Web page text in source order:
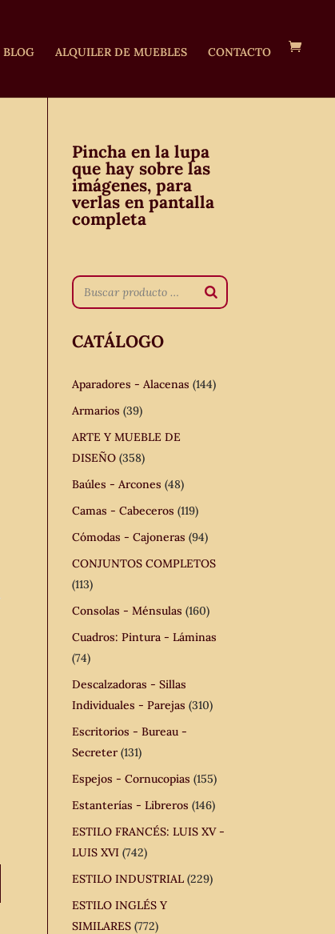
BLOG ALQUILER DE MUEBLES CONTACTO
Pincha en la lupa
que hay sobre las
imágenes, para
verlas en pantalla
completa
CATÁLOGO
Aparadores - Alacenas (144)
Armarios (39)
ARTE Y MUEBLE DE
DISEÑO (358)
Baúles - Arcones (48)
Camas - Cabeceros (119)
Cómodas - Cajoneras (94)
CONJUNTOS COMPLETOS
(113)
Consolas - Ménsulas (160)
Cuadros: Pintura - Láminas
(74)
Descalzadoras - Sillas
Individuales - Parejas (310)
Escritorios - Bureau -
Secreter (131)
Espejos - Cornucopias (155)
Estanterías - Libreros (146)
ESTILO FRANCÉS: LUIS XV -
LUIS XVI (742)
ESTILO INDUSTRIAL (229)
ESTILO INGLÉS Y
SIMILARES (772)